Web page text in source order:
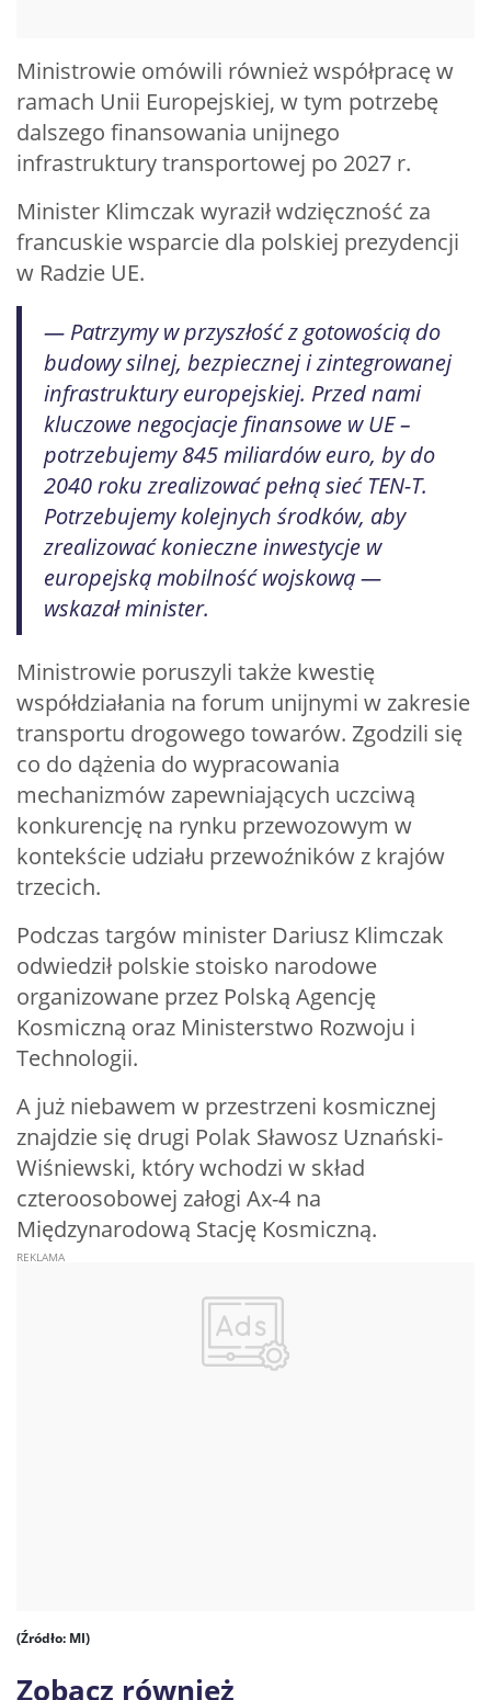
Ministrowie omówili również współpracę w
ramach Unii Europejskiej, w tym potrzebę
dalszego finansowania unijnego
infrastruktury transportowej po 2027 r.
Minister Klimczak wyraził wdzięczność za
francuskie wsparcie dla polskiej prezydencji
w Radzie UE.
— Patrzymy w przyszłość z gotowością do
budowy silnej, bezpiecznej i zintegrowanej
infrastruktury europejskiej. Przed nami
kluczowe negocjacje finansowe w UE –
potrzebujemy 845 miliardów euro, by do
2040 roku zrealizować pełną sieć TEN-T.
Potrzebujemy kolejnych środków, aby
zrealizować konieczne inwestycje w
europejską mobilność wojskową —
wskazał minister.
Ministrowie poruszyli także kwestię
współdziałania na forum unijnymi w zakresie
transportu drogowego towarów. Zgodzili się
co do dążenia do wypracowania
mechanizmów zapewniających uczciwą
konkurencję na rynku przewozowym w
kontekście udziału przewoźników z krajów
trzecich.
Podczas targów minister Dariusz Klimczak
odwiedził polskie stoisko narodowe
organizowane przez Polską Agencję
Kosmiczną oraz Ministerstwo Rozwoju i
Technologii.
A już niebawem w przestrzeni kosmicznej
znajdzie się drugi Polak Sławosz Uznański-
Wiśniewski, który wchodzi w skład
czteroosobowej załogi Ax-4 na
Międzynarodową Stację Kosmiczną.
(Źródło: MI)
Zobacz również